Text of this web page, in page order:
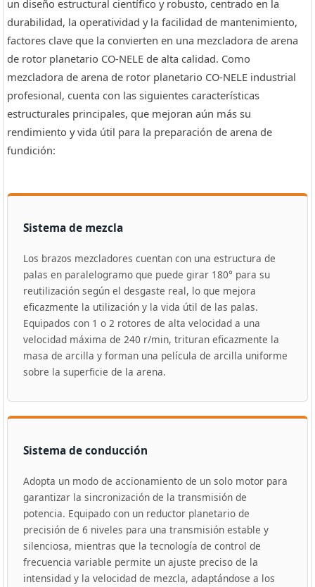
un diseño estructural científico y robusto, centrado en la
durabilidad, la operatividad y la facilidad de mantenimiento,
factores clave que la convierten en una mezcladora de arena
de rotor planetario CO-NELE de alta calidad. Como
mezcladora de arena de rotor planetario CO-NELE industrial
profesional, cuenta con las siguientes características
estructurales principales, que mejoran aún más su
rendimiento y vida útil para la preparación de arena de
fundición:
Sistema de mezcla
Los brazos mezcladores cuentan con una estructura de
palas en paralelogramo que puede girar 180° para su
reutilización según el desgaste real, lo que mejora
eficazmente la utilización y la vida útil de las palas.
Equipados con 1 o 2 rotores de alta velocidad a una
velocidad máxima de 240 r/min, trituran eficazmente la
masa de arcilla y forman una película de arcilla uniforme
sobre la superficie de la arena.
Sistema de conducción
Adopta un modo de accionamiento de un solo motor para
garantizar la sincronización de la transmisión de
potencia. Equipado con un reductor planetario de
precisión de 6 niveles para una transmisión estable y
silenciosa, mientras que la tecnología de control de
frecuencia variable permite un ajuste preciso de la
intensidad y la velocidad de mezcla, adaptándose a los